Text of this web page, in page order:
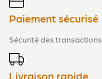
Paiement sécurisé
Sécurité des transactions
Livraison rapide